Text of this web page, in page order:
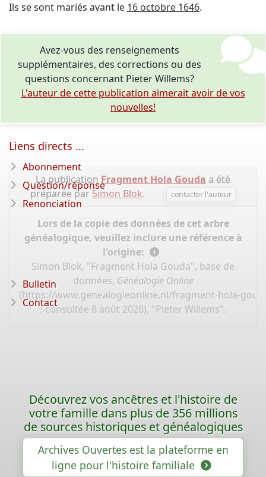
Ils se sont mariés avant le 16 octobre 1646.
Avez-vous des renseignements
supplémentaires, des corrections ou des
questions concernant Pieter Willems?
L'auteur de cette publication aimerait avoir de vos
nouvelles!
La publication Fragment Hola Gouda a été
préparée par Simon Blok. contacter l'auteur
Lors de la copie des données de cet arbre
généalogique, veuillez inclure une référence à
l'origine:
Simon Blok, "Fragment Hola Gouda", base de
données, Généalogie Online
(https://www.genealogieonline.nl/fragment-hola-
: consultée 8 août 2026), "Pieter Willems".
Liens directs ...
Abonnement
Question/réponse
Renonciation
Bulletin
Contact
Découvrez vos ancêtres et l'histoire de
votre famille dans plus de 356 millions
de sources historiques et généalogiques
Archives Ouvertes est la plateforme en
ligne pour l'histoire familiale